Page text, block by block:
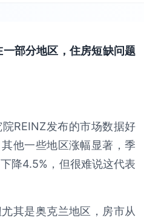
部分地区，住房短缺问题
REINZ发布的市场数据好
他一些地区涨幅显著，季
降4.5%，但很难说这代表
其是奥克兰地区，房市从